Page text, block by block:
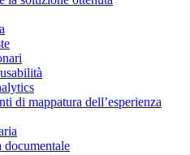
di mappatura dell’esperienza
documentale